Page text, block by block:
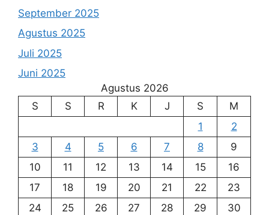
September 2025
Agustus 2025
Juli 2025
Juni 2025
Agustus 2026
S
S R K J S
M
1
2
3
4 5 6 7 8
9
10
11 12 13 14 15
16
17
18 19 20 21 22
23
24
25 26 27 28 29
30